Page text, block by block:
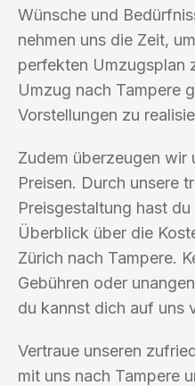
Wünsche und
nehmen uns die Zeit,
perfekten Umzugsplan
Umzug nach Tampere
Vorstellungen zu
Zudem überzeugen wir
Preisen. Durch unsere
Preisgestaltung hast
Überblick über die
Zürich nach Tampere.
Gebühren oder
du kannst dich auf uns
Vertraue unseren
mit uns nach Tampere